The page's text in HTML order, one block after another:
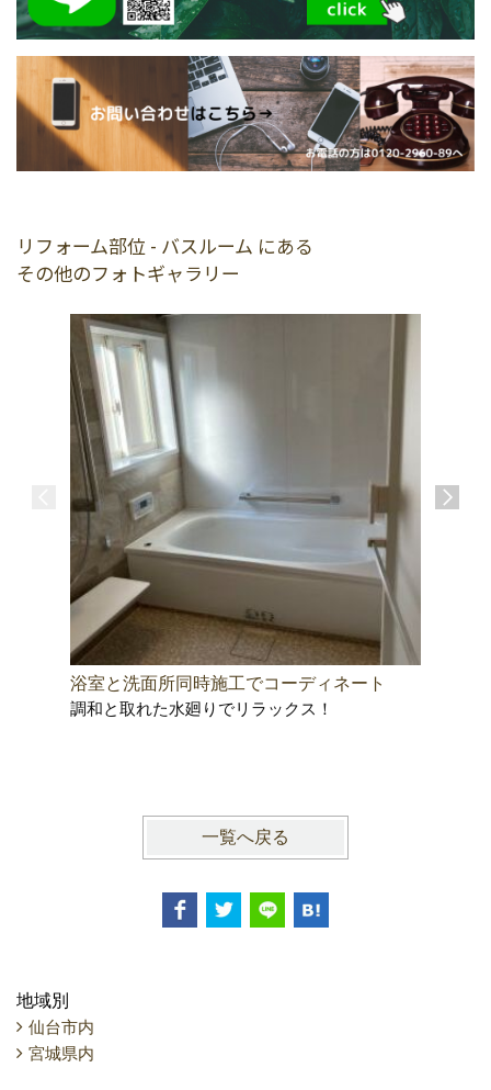
リフォーム部位 - バスルーム にある
その他のフォトギャラリー
浴室と洗面所同時施工でコーディネート
調和と取れた水廻りでリラックス！
一覧へ戻る
地域別
仙台市内
宮城県内